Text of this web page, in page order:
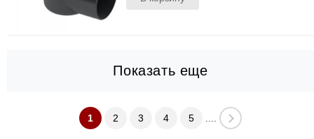
Показать еще
1 2 3 4 5 ....